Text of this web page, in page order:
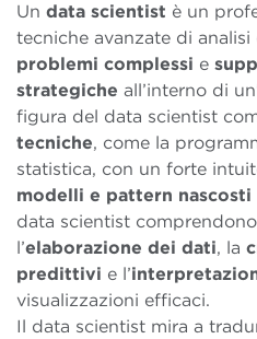
Un data scientist è un
tecniche avanzate di
problemi complessi e
strategiche all’interno di
figura del data scientist
tecniche, come la
statistica, con un forte
modelli e pattern nascosti
data scientist
l’elaborazione dei dati, la
predittivi e l’
visualizzazioni efficaci.
Il data scientist mira a